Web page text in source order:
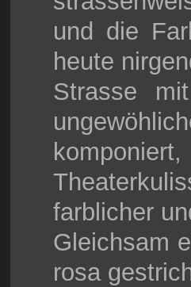
und die
heute
Strasse
farblicher
Gleichsam
rosa